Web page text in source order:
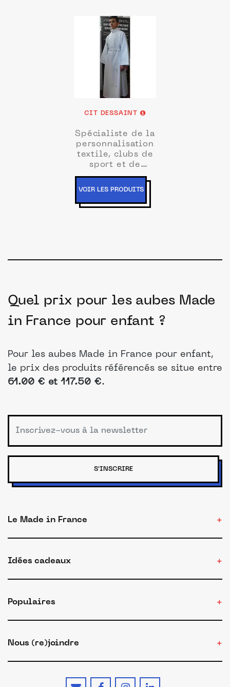
CIT DESSAINT
Spécialiste de la
personnalisation
textile, clubs de
sport et de
communication
VOIR LES PRODUITS
Quel prix pour les aubes Made
in France pour enfant ?
Pour les aubes Made in France pour enfant,
le prix des produits référencés se situe entre
61.00 € et 117.50 €.
S'INSCRIRE
Le Made in France
Idées cadeaux
Populaires
Nous (re)joindre